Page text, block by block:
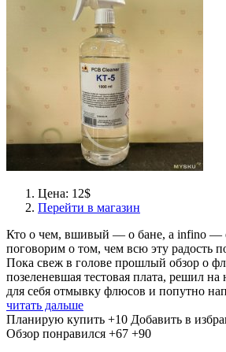
Цена: 12$
Перейти в магазин
Кто о чем, вшивый — о бане, а infino —
поговорим о том, чем всю эту радость
Пока свеж в голове прошлый обзор о
позеленевшая тестовая плата, решил
для себя отмывку флюсов и попутно
читать дальше
Планирую купить +10 Добавить в
Обзор понравился +67 +90